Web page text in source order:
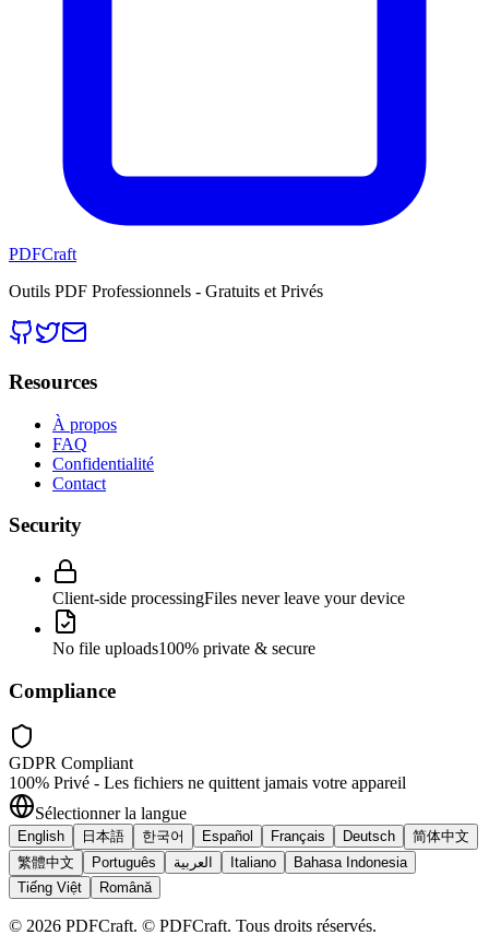
PDFCraft
Outils PDF Professionnels - Gratuits et Privés
Resources
À propos
FAQ
Confidentialité
Contact
Security
Client-side processingFiles never leave your device
No file uploads100% private & secure
Compliance
GDPR Compliant
100% Privé - Les fichiers ne quittent jamais votre appareil
Sélectionner la langue
English 日本語 한국어 Español Français Deutsch
简体中文
繁體中文
Português العربية Italiano
Bahasa Indonesia
Tiếng Việt
Română
© 2026 PDFCraft. © PDFCraft. Tous droits réservés.